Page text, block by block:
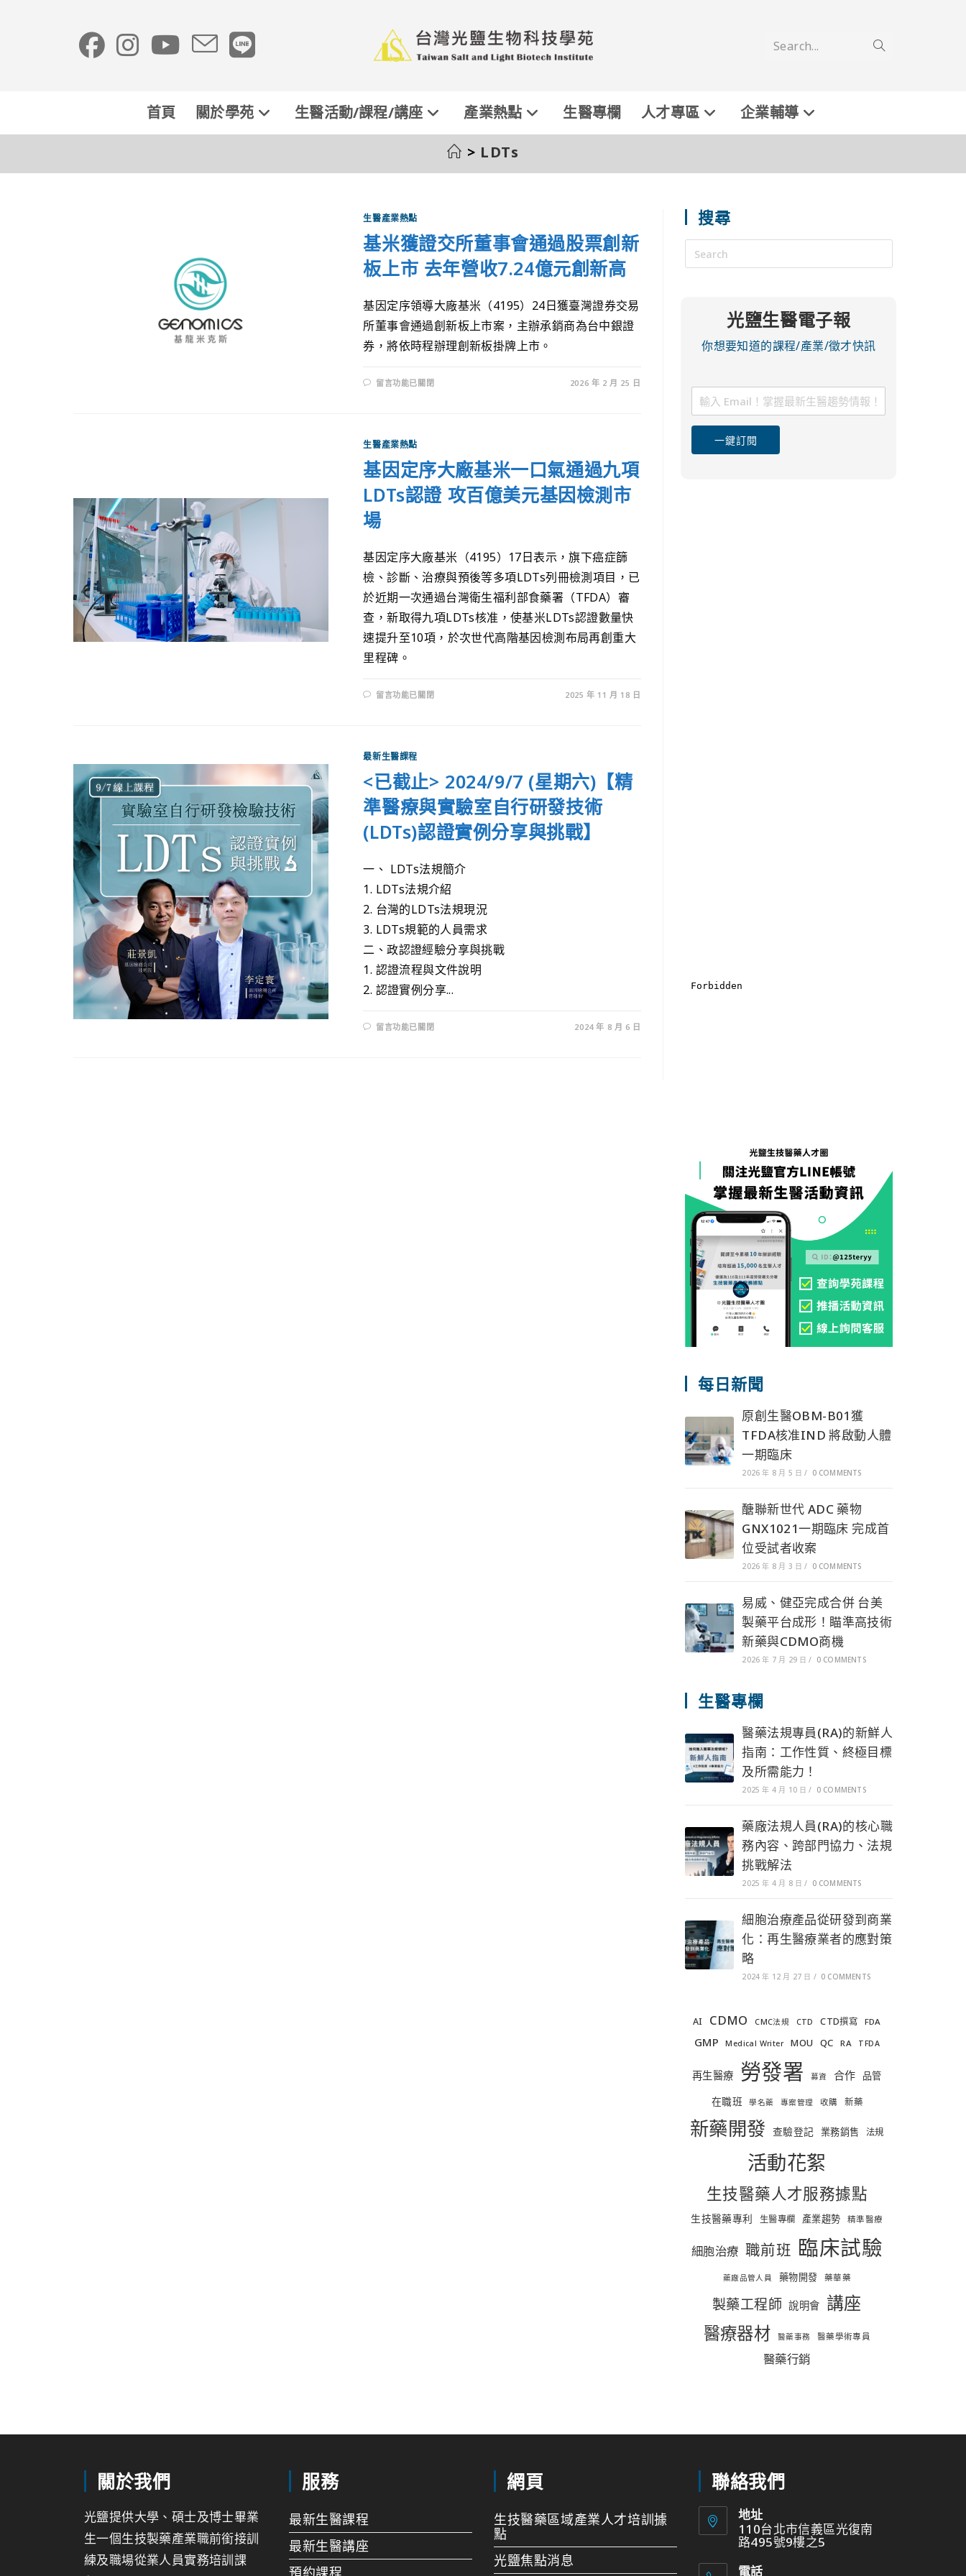
Search...
首頁 關於學苑 生醫活動/課程/講座 產業熱點 生醫專欄 人才專區 企業輔導
> LDTs
生醫產業熱點
基米獲證交所董事會通過股票創新
板上市 去年營收7.24億元創新高
基因定序領導大廠基米（4195）24日獲臺灣證券交易
所董事會通過創新板上市案，主辦承銷商為台中銀證
券，將依時程辦理創新板掛牌上市。
留言功能已關閉 2026 年 2 月 25 日
生醫產業熱點
基因定序大廠基米一口氣通過九項
LDTs認證 攻百億美元基因檢測市
場
基因定序大廠基米（4195）17日表示，旗下癌症篩
檢、診斷、治療與預後等多項LDTs列冊檢測項目，已
於近期一次通過台灣衛生福利部食藥署（TFDA）審
查，新取得九項LDTs核准，使基米LDTs認證數量快
速提升至10項，於次世代高階基因檢測布局再創重大
里程碑。
留言功能已關閉 2025 年 11 月 18 日
最新生醫課程
<已截止> 2024/9/7 (星期六)【精
準醫療與實驗室自行研發技術
(LDTs)認證實例分享與挑戰】
一、 LDTs法規簡介
1. LDTs法規介紹
2. 台灣的LDTs法規現況
3. LDTs規範的人員需求
二、政認證經驗分享與挑戰
1. 認證流程與文件說明
2. 認證實例分享...
留言功能已關閉 2024 年 8 月 6 日
搜尋
光鹽生醫電子報
你想要知道的課程/產業/徵才快訊
一鍵訂閱
每日新聞
原創生醫OBM-B01獲
TFDA核准IND 將啟動人體
一期臨床
2026 年 8 月 5 日 / 0 COMMENTS
醣聯新世代 ADC 藥物
GNX1021一期臨床 完成首
位受試者收案
2026 年 8 月 3 日 / 0 COMMENTS
易威、健亞完成合併 台美
製藥平台成形！瞄準高技術
新藥與CDMO商機
2026 年 7 月 29 日 / 0 COMMENTS
生醫專欄
醫藥法規專員(RA)的新鮮人
指南：工作性質、終極目標
及所需能力！
2025 年 4 月 10 日 / 0 COMMENTS
藥廠法規人員(RA)的核心職
務內容、跨部門協力、法規
挑戰解法
2025 年 4 月 8 日 / 0 COMMENTS
細胞治療產品從研發到商業
化：再生醫療業者的應對策
略
2024 年 12 月 27 日 / 0 COMMENTS
AI CDMO CMC法規 CTD CTD撰寫 FDA
GMP Medical Writer MOU QC RA TFDA
再生醫療 勞發署 募資 合作 品管
在職班 學名藥 專案管理 收購 新藥
新藥開發 查驗登記 業務銷售 法規
活動花絮
生技醫藥人才服務據點
生技醫藥專利 生醫專欄 產業趨勢 精準醫療
細胞治療 職前班 臨床試驗
藥廠品管人員 藥物開發 藥華藥
製藥工程師 說明會 講座
醫療器材 醫藥事務 醫藥學術專員
醫藥行銷
關於我們
光鹽提供大學、碩士及博士畢業
生一個生技製藥產業職前銜接訓
練及職場從業人員實務培訓課
服務
最新生醫課程
最新生醫講座
預約課程
網頁
生技醫藥區域產業人才培訓據
點
光鹽焦點消息
聯絡我們
地址
110台北市信義區光復南
路495號9樓之5
電話